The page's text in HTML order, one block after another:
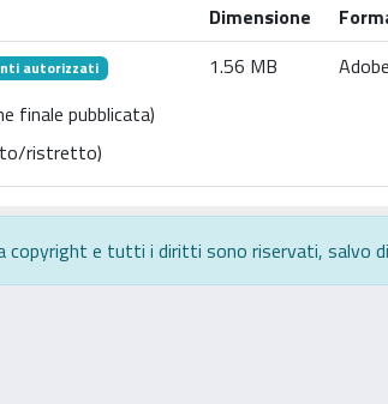
Dimensione
autorizzati
finale pubblicata)
ristretto)
1.56 MB
copyright e tutti i diritti sono riservati, salvo